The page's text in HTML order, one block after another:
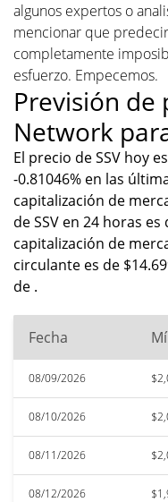
algunos expertos o
mencionar que
completamente
esfuerzo. Empecemos.
Previsión de
Network
El precio de SSV hoy
-0.81046% en las
capitalización de
de SSV en 24 horas
capitalización de
circulante es de
de .
Fecha
08/09/2026
08/10/2026
08/11/2026
08/12/2026